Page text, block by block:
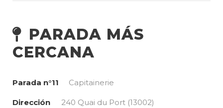
PARADA MÁS
CERCANA
Parada n°11 Capitainerie
Dirección 240 Quai du Port (13002)